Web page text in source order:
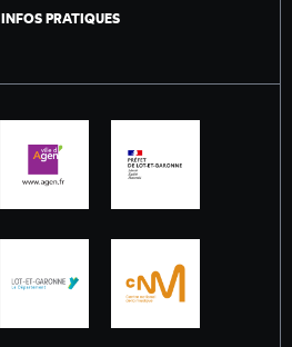
INFOS PRATIQUES